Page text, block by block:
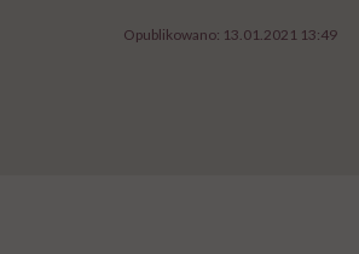
Opublikowano: 13.01.2021 13:49